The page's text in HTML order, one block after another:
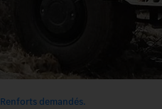
Renforts demandés.